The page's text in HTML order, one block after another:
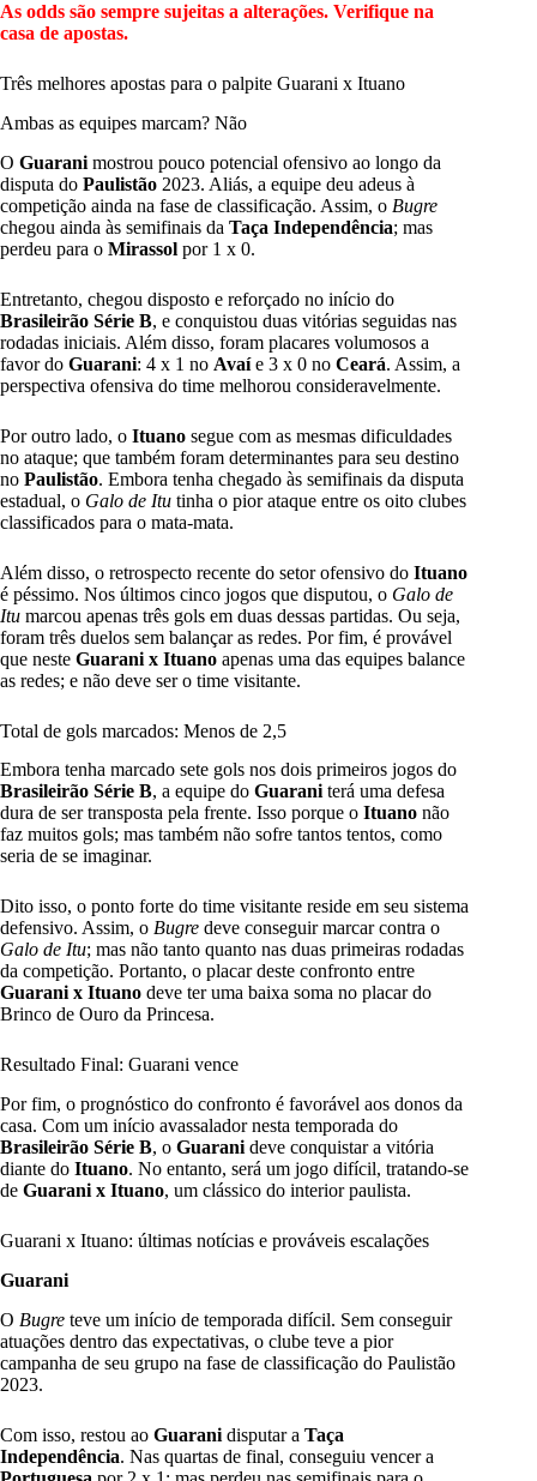
As odds são sempre sujeitas a alterações. Verifique na
casa de apostas.
Três melhores apostas para o palpite Guarani x Ituano
Ambas as equipes marcam? Não
O Guarani mostrou pouco potencial ofensivo ao longo da
disputa do Paulistão 2023. Aliás, a equipe deu adeus à
competição ainda na fase de classificação. Assim, o Bugre
chegou ainda às semifinais da Taça Independência; mas
perdeu para o Mirassol por 1 x 0.
Entretanto, chegou disposto e reforçado no início do
Brasileirão Série B, e conquistou duas vitórias seguidas nas
rodadas iniciais. Além disso, foram placares volumosos a
favor do Guarani: 4 x 1 no Avaíe 3 x 0 no Ceará. Assim, a
perspectiva ofensiva do time melhorou consideravelmente.
Por outro lado, o Ituano segue com as mesmas dificuldades
no ataque; que também foram determinantes para seu destino
no Paulistão. Embora tenha chegado às semifinais da disputa
estadual, o Galo de Itu tinha o pior ataque entre os oito clubes
classificados para o mata-mata.
Além disso, o retrospecto recente do setor ofensivo do Ituano
é péssimo. Nos últimos cinco jogos que disputou, o Galo de
Itu marcou apenas três gols em duas dessas partidas. Ou seja,
foram três duelos sem balançar as redes. Por fim, é provável
que neste Guarani x Ituano apenas uma das equipes balance
as redes; e não deve ser o time visitante.
Total de gols marcados: Menos de 2,5
Embora tenha marcado sete gols nos dois primeiros jogos do
Brasileirão Série B, a equipe do Guaraniterá uma defesa
dura de ser transposta pela frente. Isso porque o Ituano não
faz muitos gols; mas também não sofre tantos tentos, como
seria de se imaginar.
Dito isso, o ponto forte do time visitante reside em seu sistema
defensivo. Assim, o Bugre deve conseguir marcar contra o
Galo de Itu; mas não tanto quanto nas duas primeiras rodadas
da competição. Portanto, o placar deste confronto entre
Guarani x Ituano deve ter uma baixa soma no placar do
Brinco de Ouro da Princesa.
Resultado Final: Guarani vence
Por fim, o prognóstico do confronto é favorável aos donos da
casa. Com um início avassalador nesta temporada do
Brasileirão Série B, o Guarani deve conquistar a vitória
diante do Ituano. No entanto, será um jogo difícil, tratando-se
de Guarani x Ituano, um clássico do interior paulista.
Guarani x Ituano: últimas notícias e prováveis escalações
Guarani
O Bugre teve um início de temporada difícil. Sem conseguir
atuações dentro das expectativas, o clube teve a pior
campanha de seu grupo na fase de classificação do Paulistão
2023.
Com isso, restou ao Guarani disputar a Taça
Independência. Nas quartas de final, conseguiu vencer a